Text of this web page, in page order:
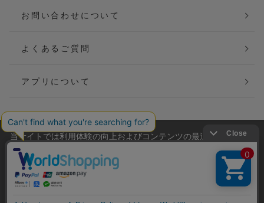
お問い合わせについて
よくあるご質問
アプリについて
会社概要
ご利用規約
当サイトでは利用体験の向上およびコンテンツの最適な提供、ト
ラフィックの分析を目的としてCookieを使用しています。
サイトの閲覧を継続された場合、Cookieの利用に同意したことも
のといたします。
詳細については
をご確認ください。